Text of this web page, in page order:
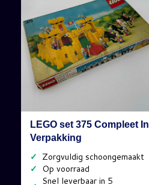
LEGO set 375 Compleet In
Verpakking
✓
✓